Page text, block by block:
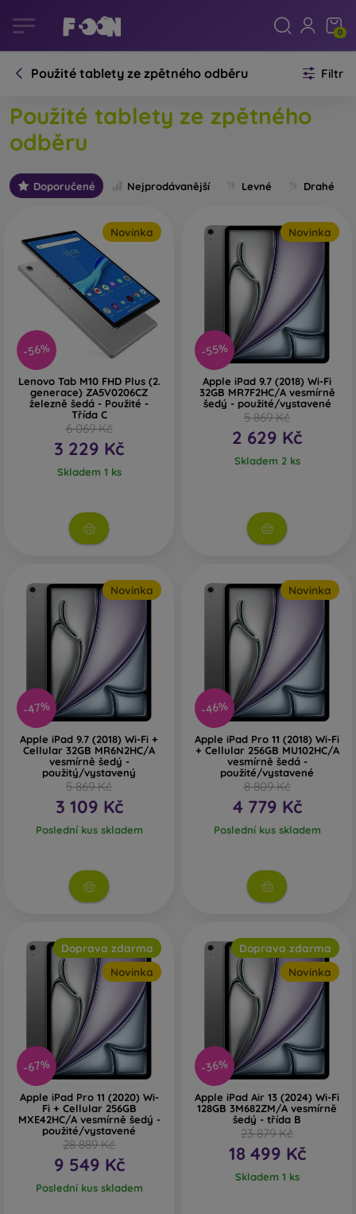
0
Použité tablety ze zpětného odběru Filtr
Použité tablety ze zpětného
odběru
Doporučené Nejprodávanější Levné Drahé
-56%
Novinka
Lenovo Tab M10 FHD Plus (2.
generace) ZA5V0206CZ
železně šedá - Použité -
Třída C
6 069 Kč
3 229 Kč
Skladem 1 ks
-55%
Novinka
Apple iPad 9.7 (2018) Wi-Fi
32GB MR7F2HC/A vesmírně
šedý - použité/vystavené
5 869 Kč
2 629 Kč
Skladem 2 ks
-47%
Novinka
Apple iPad 9.7 (2018) Wi-Fi +
Cellular 32GB MR6N2HC/A
vesmírně šedý -
použitý/vystavený
5 869 Kč
3 109 Kč
Poslední kus skladem
-46%
Novinka
Apple iPad Pro 11 (2018) Wi-Fi
+ Cellular 256GB MU102HC/A
vesmírně šedá -
použité/vystavené
8 809 Kč
4 779 Kč
Poslední kus skladem
-67%
Doprava zdarma
Novinka
Apple iPad Pro 11 (2020) Wi-
Fi + Cellular 256GB
MXE42HC/A vesmírně šedý -
použité/vystavené
28 889 Kč
9 549 Kč
Poslední kus skladem
-36%
Doprava zdarma
Novinka
Apple iPad Air 13 (2024) Wi-Fi
128GB 3M682ZM/A vesmírně
šedý - třída B
23 879 Kč
18 499 Kč
Skladem 1 ks